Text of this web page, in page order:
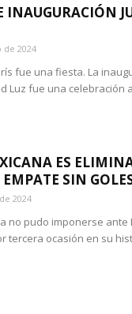
INAUGURACIÓN
de 2024
fue una fiesta. La
Luz fue una celebración
ES
SIN
2024
no pudo imponerse ante
tercera ocasión en su